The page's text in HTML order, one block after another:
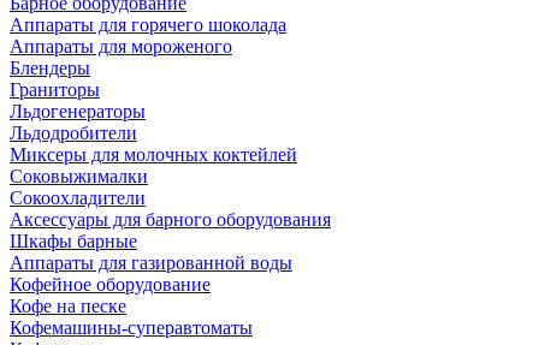
Аппараты для горячего шоколада
Аппараты для мороженого
Блендеры
Граниторы
Льдогенераторы
Льдодробители
Миксеры для молочных коктейлей
Соковыжималки
Сокоохладители
Аксессуары для барного оборудования
Шкафы барные
Аппараты для газированной воды
Кофейное оборудование
Кофе на песке
Кофемашины-суперавтоматы